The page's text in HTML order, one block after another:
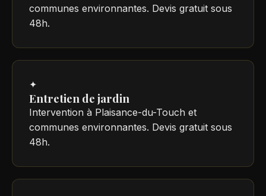
communes environnantes. Devis gratuit sous
48h.
✦
Entretien de jardin
Intervention à Plaisance-du-Touch et
communes environnantes. Devis gratuit sous
48h.